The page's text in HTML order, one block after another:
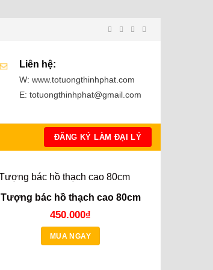
Liên hệ:
W: www.totuongthinhphat.com
E: totuongthinhphat@gmail.com
ĐĂNG KÝ LÀM ĐẠI LÝ
Tượng bác hồ thạch cao 80cm
450.000₫
MUA NGAY